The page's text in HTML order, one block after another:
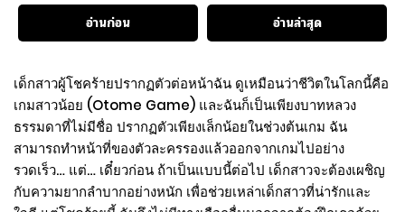
อ่านก่อน
อ่านล่าสุด
เด็กสาวผู้โชคร้ายปรากฏตัวต่อหน้าฉัน ดูเหมือนว่าชีวิตในโลกนี้คือ
เกมสาวน้อย (Otome Game) และฉันก็เป็นเพียงบาทหลวง
ธรรมดาที่ไม่มีชื่อ ปรากฏตัวเพียงเล็กน้อยในช่วงต้นเกม ฉัน
สามารถทำหน้าที่ของตัวละครรองแล้วออกจากเกมไปอย่าง
รวดเร็ว… แต่… เดี๋ยวก่อน ถ้าเป็นแบบนี้ต่อไป เด็กสาวจะต้องเผชิญ
กับความยากลำบากอย่างหนัก เพื่อช่วยเหล่าเด็กสาวที่น่ารักและ